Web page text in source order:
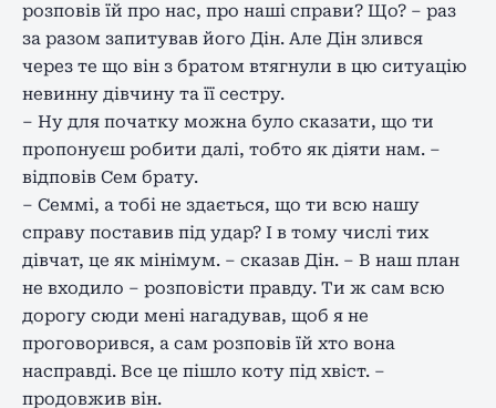
розповів їй про нас, про наші справи? Що? – раз
за разом запитував його Дін. Але Дін злився
через те що він з братом втягнули в цю ситуацію
невинну дівчину та її сестру.
– Ну для початку можна було сказати, що ти
пропонуєш робити далі, тобто як діяти нам. –
відповів Сем брату.
– Семмі, а тобі не здається, що ти всю нашу
справу поставив під удар? І в тому числі тих
дівчат, це як мінімум. – сказав Дін. – В наш план
не входило – розповісти правду. Ти ж сам всю
дорогу сюди мені нагадував, щоб я не
проговорився, а сам розповів їй хто вона
насправді. Все це пішло коту під хвіст. –
продовжив він.